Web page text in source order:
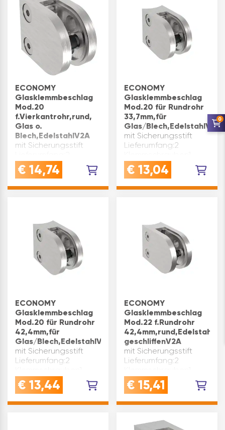
eckig Abmessung(mm):
52 x 52 x 32 Marke:…
ECONOMY
Glasklemmbeschlag
Mod.20
f.Vierkantrohr,rund,
Glas o.
Blech,EdelstahlV2A
mit Sicherungsstift
Klemmschrauben1
Sicherungsstifto h n e
Abmessung(mm): 50 x
oder 2 – 3 mm
Blechplatte Material: …
€ 14,74
ECONOMY
Glasklemmbeschlag
Mod.20 für Rundrohr
33,7mm,für
Glas/Blech,EdelstahlV2A
mit Sicherungsstift
Lieferumfang:2
Sicherungsstifto h n e
Gummieinlagen Marke:
Rundrohr 33,7 mm
Plattenstärke(mm): 6 –
€ 13,04
ECONOMY
Glasklemmbeschlag
Mod.20 für Rundrohr
42,4mm,für
Glas/Blech,EdelstahlV2A
mit Sicherungsstift
Lieferumfang:2
Sicherungsstifto h n e
Gummieinlagen Form:
Material: Edelstahl
€ 13,44
ECONOMY
Glasklemmbeschlag
Mod.22 f.Rundrohr
42,4mm,rund,Edelstahl
geschliffenV2A
mit Sicherungsstift
Lieferumfang:2
Sicherungsstifto h n e
Gummieinlagen
45 x 26-28 Material:
Edelstahl geschliffen
V2A Verwendung:
€ 15,41
0